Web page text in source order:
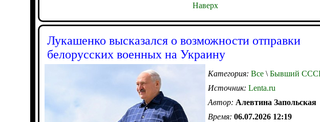
Наверх
Лукашенко высказался о возможности отправки
белорусских военных на Украину
Категория: Все \ Бывший
Источник: Lenta.ru
Автор: Алевтина Запольская
Время: 06.07.2026 12:19